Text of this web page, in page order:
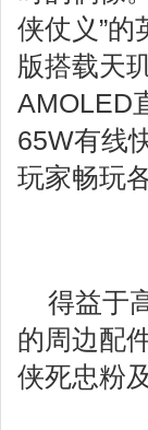
侠仗义”
版搭载天
AMOLED
65W有线
玩家畅玩
得益于
的周边配
侠死忠粉